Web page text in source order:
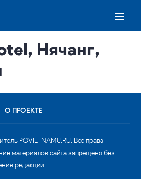
Нячанг,
О ПРОЕКТЕ
POVIETNAMU.RU. Все права
материалов сайта запрещено без
редакции.